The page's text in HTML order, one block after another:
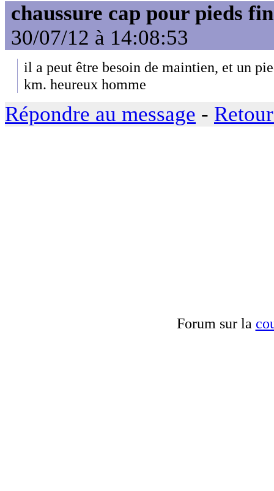
chaussure cap pour pieds
30/07/12 à 14:08:53
il a peut être besoin de maintien, et un
km. heureux homme
Répondre au message -
Forum sur la